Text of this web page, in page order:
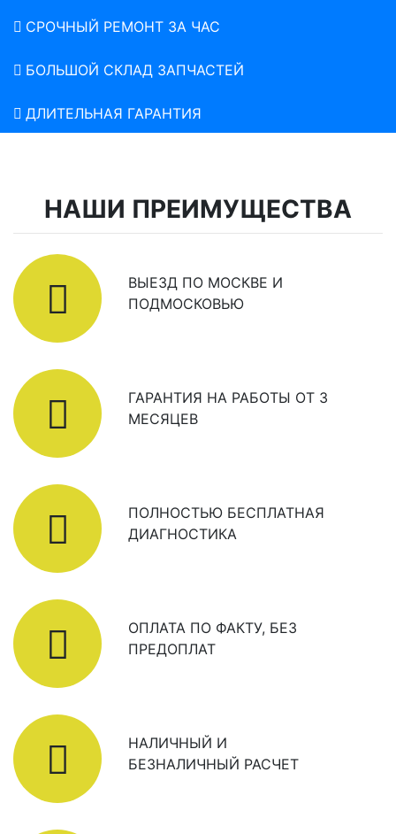
СРОЧНЫЙ РЕМОНТ ЗА ЧАС
БОЛЬШОЙ СКЛАД ЗАПЧАСТЕЙ
ДЛИТЕЛЬНАЯ ГАРАНТИЯ
НАШИ ПРЕИМУЩЕСТВА
ВЫЕЗД ПО МОСКВЕ И
ПОДМОСКОВЬЮ
ГАРАНТИЯ НА РАБОТЫ ОТ 3
МЕСЯЦЕВ
ПОЛНОСТЬЮ БЕСПЛАТНАЯ
ДИАГНОСТИКА
ОПЛАТА ПО ФАКТУ, БЕЗ
ПРЕДОПЛАТ
НАЛИЧНЫЙ И
БЕЗНАЛИЧНЫЙ РАСЧЕТ